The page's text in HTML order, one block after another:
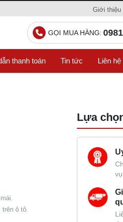
Giới thiệu
GỌI MUA HÀNG:
thanh toán Tin tức Liên hệ
trên ô tô.
Lựa